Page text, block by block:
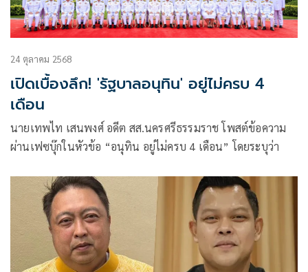
24 ตุลาคม 2568
เปิดเบื้องลึก! 'รัฐบาลอนุทิน' อยู่ไม่ครบ 4
เดือน
นายเทพไท เสนพงศ์ อดีต สส.นครศรีธรรมราช โพสต์ข้อความ
ผ่านเฟซบุ๊กในหัวข้อ “อนุทิน อยู่ไม่ครบ 4 เดือน” โดยระบุว่า